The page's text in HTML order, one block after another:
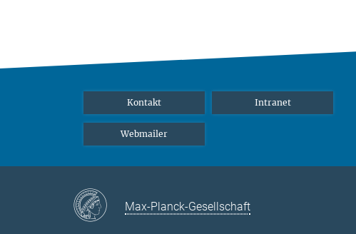
Kontakt Intranet
Webmailer
Max-Planck-Gesellschaft